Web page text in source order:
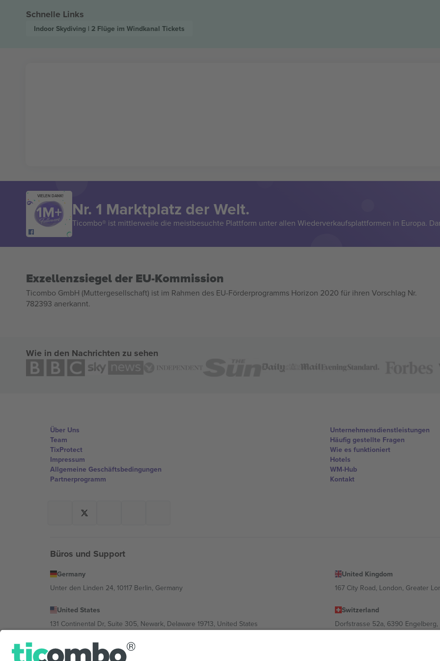
Schnelle Links
Indoor Skydiving | 2 Flüge im Windkanal Tickets
VIELEN DANK!
Nr. 1 Marktplatz der Welt.
Ticombo® ist mittlerweile die meistbesuchte Plattform unter allen Wiederverkaufsplattformen in Europa.
Exzellenzsiegel der EU-Kommission
Ticombo GmbH (Muttergesellschaft) ist im Rahmen des EU-Förderprogramms Horizon 2020 für ihren Vorschlag Nr.
782393 anerkannt.
Wie in den Nachrichten zu sehen
Über Uns
Team
TixProtect
Impressum
Allgemeine Geschäftsbedingungen
Partnerprogramm
Unternehmensdienstleistungen
Häufig gestellte Fragen
Wie es funktioniert
Hotels
WM-Hub
Kontakt
Büros und Support
Germany
Unter den Linden 24, 10117 Berlin, Germany
United Kingdom
167 City Road, London, Greater
United States
131 Continental Dr, Suite 305, Newark, Delaware 19713, United States
Switzerland
Dorfstrasse 52a, 6390
Bulgaria